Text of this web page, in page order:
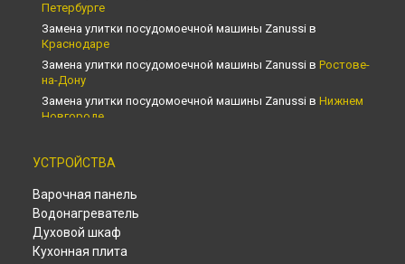
Петербурге
Замена улитки посудомоечной машины Zanussi в
Краснодаре
Замена улитки посудомоечной машины Zanussi в Ростове-
на-Дону
Замена улитки посудомоечной машины Zanussi в Нижнем
Новгороде
Новосибирске
Челябинске
Замена улитки посудомоечной машины Zanussi в
Екатеринбурге
Замена улитки посудомоечной машины Zanussi в
УСТРОЙСТВА
Варочная панель
Водонагреватель
Духовой шкаф
Кухонная плита